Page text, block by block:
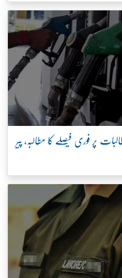
پر فوری فیصلے کا مطالبہ، پیر